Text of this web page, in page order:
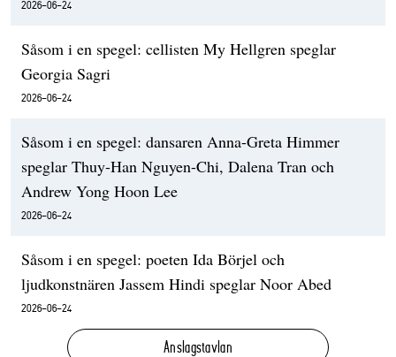
2026-06-24
Såsom i en spegel: cellisten My Hellgren speglar
Georgia Sagri
2026-06-24
Såsom i en spegel: dansaren Anna-Greta Himmer
speglar Thuy-Han Nguyen-Chi, Dalena Tran och
Andrew Yong Hoon Lee
2026-06-24
Såsom i en spegel: poeten Ida Börjel och
ljudkonstnären Jassem Hindi speglar Noor Abed
2026-06-24
Anslagstavlan